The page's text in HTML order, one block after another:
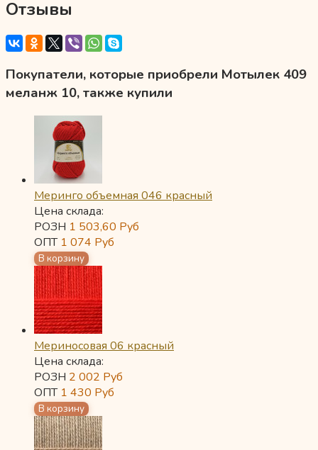
Отзывы
Покупатели, которые приобрели Мотылек 409
меланж 10, также купили
Меринго объемная 046 красный
Цена склада:
РОЗН 1 503,60 Руб
ОПТ 1 074 Руб
Мериносовая 06 красный
Цена склада:
РОЗН 2 002 Руб
ОПТ 1 430 Руб